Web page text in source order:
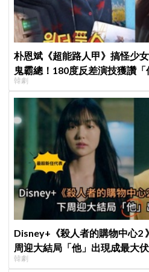
朴恩斌《超能路人甲》搞怪少
鬼霸總！180度反差演技獲讚「
韓劇
Disney+《殺人者的購物中心2
周迎大結局「他」出現成最大
韓劇